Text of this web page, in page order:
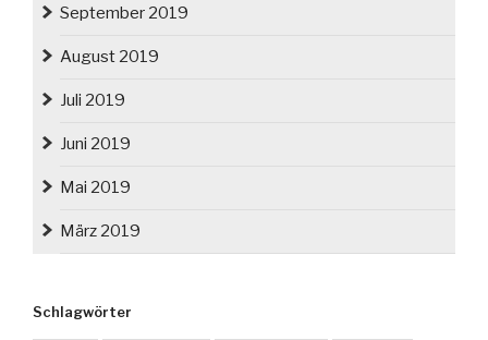
September 2019
August 2019
Juli 2019
Juni 2019
Mai 2019
März 2019
Schlagwörter